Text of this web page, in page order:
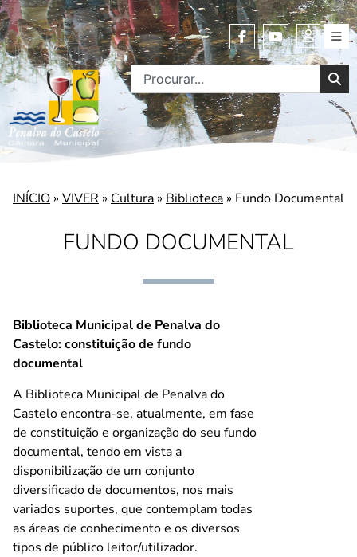
FUNDO DOCUMENTAL
INÍCIO » VIVER » Cultura » Biblioteca » Fundo Documental
Biblioteca Municipal de Penalva do
Castelo: constituição de fundo
documental
A Biblioteca Municipal de Penalva do
Castelo encontra-se, atualmente, em fase
de constituição e organização do seu fundo
documental, tendo em vista a
disponibilização de um conjunto
diversificado de documentos, nos mais
variados suportes, que contemplam todas
as áreas de conhecimento e os diversos
tipos de público leitor/utilizador.